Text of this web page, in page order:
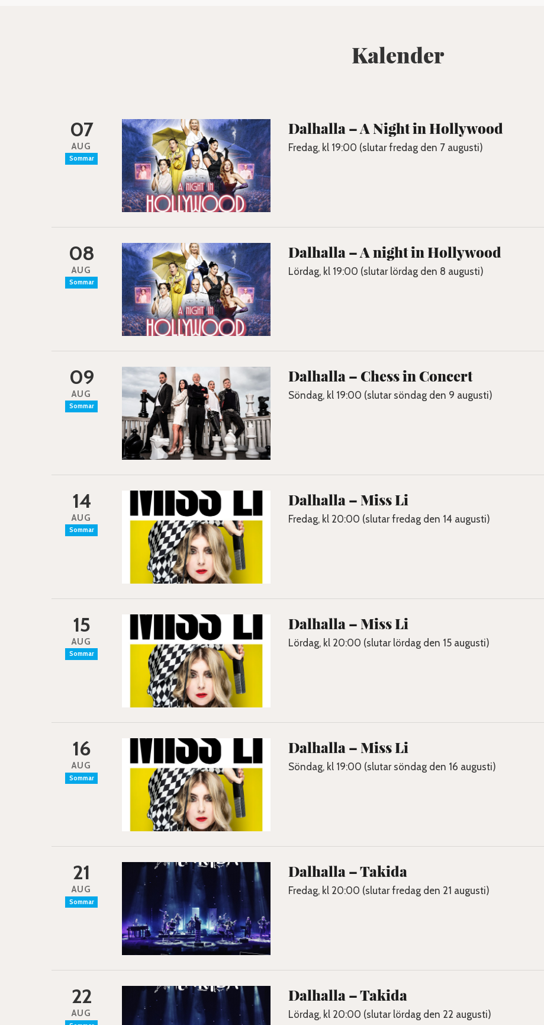
Kalender
07
AUG
Sommar
Dalhalla – A Night in Hollywood
Fredag, kl 19:00 (slutar fredag den 7 augusti)
08
AUG
Sommar
Dalhalla – A night in Hollywood
Lördag, kl 19:00 (slutar lördag den 8 augusti)
09
AUG
Sommar
Dalhalla – Chess in Concert
Söndag, kl 19:00 (slutar söndag den 9 augusti)
14
AUG
Sommar
Dalhalla – Miss Li
Fredag, kl 20:00 (slutar fredag den 14 augusti)
15
AUG
Sommar
Dalhalla – Miss Li
Lördag, kl 20:00 (slutar lördag den 15 augusti)
16
AUG
Sommar
Dalhalla – Miss Li
Söndag, kl 19:00 (slutar söndag den 16 augusti)
21
AUG
Sommar
Dalhalla – Takida
Fredag, kl 20:00 (slutar fredag den 21 augusti)
22
AUG
Dalhalla – Takida
Lördag, kl 20:00 (slutar lördag den 22 augusti)